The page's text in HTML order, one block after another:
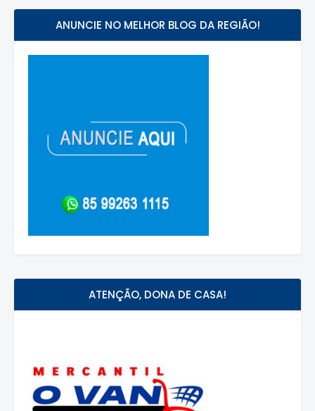
ANUNCIE NO MELHOR BLOG DA REGIÃO!
ATENÇÃO, DONA DE CASA!